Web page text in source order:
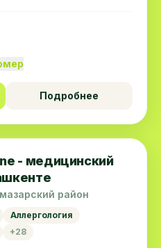
Подробнее
- медицинский
район
Аллергология
+28